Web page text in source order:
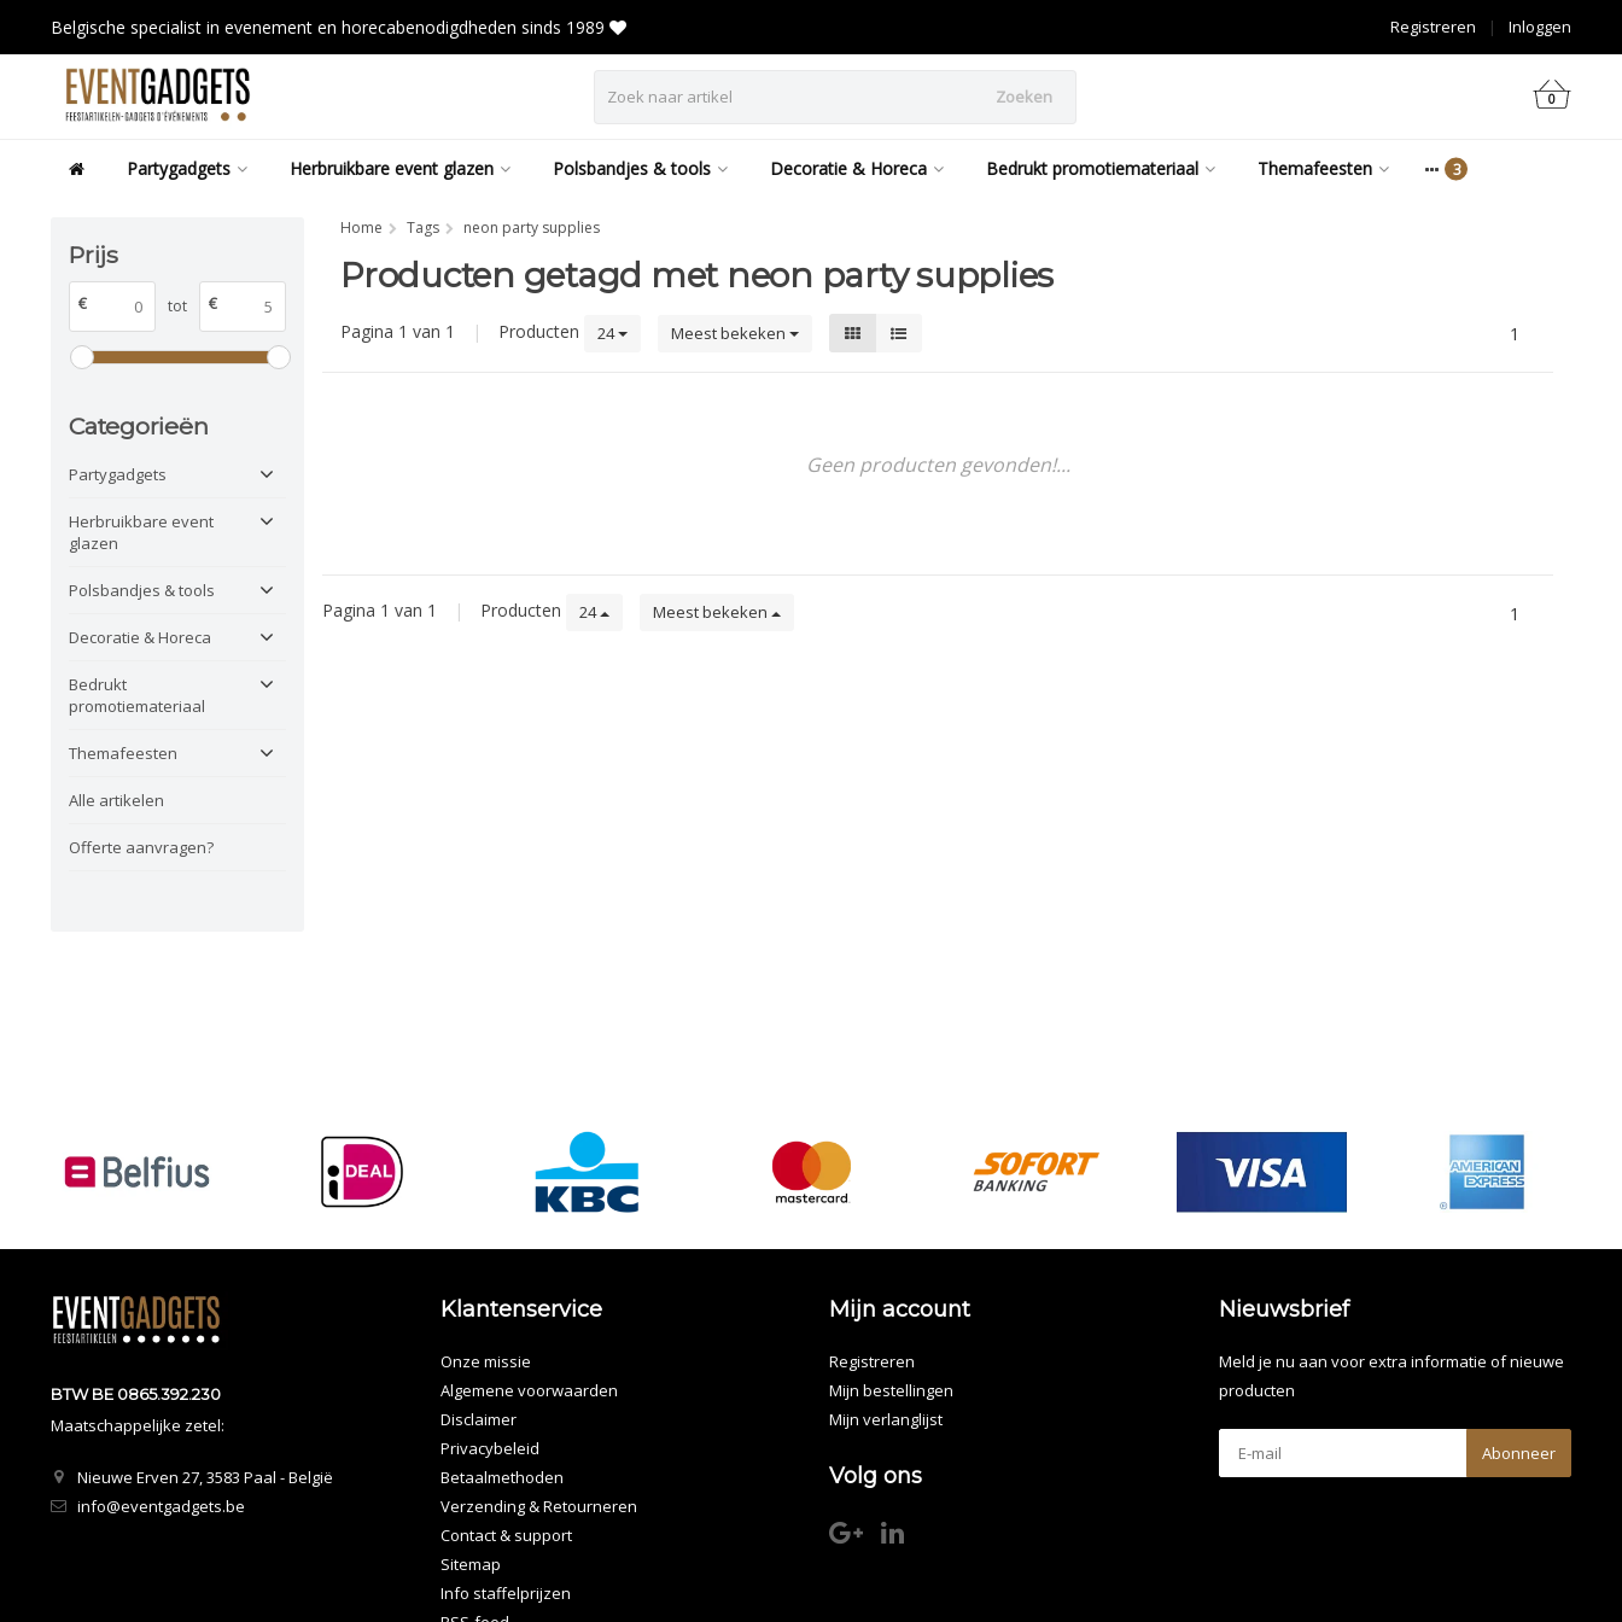
Belgische specialist in evenement en horecabenodigdheden sinds 1989 Inloggen
|
Registreren
Zoeken 0
Partygadgets Herbruikbare event glazen Polsbandjes & tools Decoratie & Horeca Bedrukt promotiemateriaal Themafeesten
Prijs
€ tot €
Categorieën
Partygadgets
Herbruikbare event
glazen
Polsbandjes & tools
Decoratie & Horeca
Bedrukt
promotiemateriaal
Themafeesten
Alle artikelen
Offerte aanvragen?
Home Tags neon party supplies
Producten getagd met neon party supplies
Pagina 1 van 1 | Producten 24 Meest bekeken 1
Geen producten gevonden!...
Pagina 1 van 1 | Producten 24 Meest bekeken 1
BTW BE 0865.392.230
Maatschappelijke zetel:
Nieuwe Erven 27, 3583 Paal - België
info@eventgadgets.be
Klantenservice
Onze missie
Algemene voorwaarden
Disclaimer
Privacybeleid
Betaalmethoden
Verzending & Retourneren
Contact & support
Sitemap
Info staffelprijzen
Mijn account
Registreren
Mijn bestellingen
Mijn verlanglijst
Volg ons
Nieuwsbrief
Meld je nu aan voor extra informatie of nieuwe
producten
Abonneer